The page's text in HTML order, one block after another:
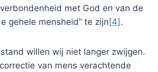
met God en van de
gehele mensheid” te zijn [4] .
willen wij niet langer zwijgen.
van mens verachtende